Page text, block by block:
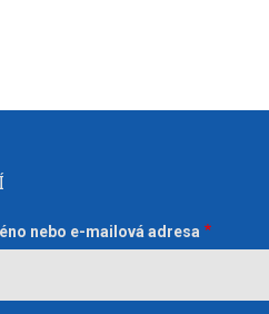
nebo e-mailová adresa